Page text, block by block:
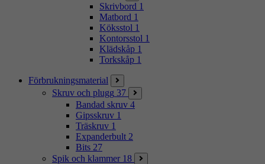
Skrivbord 1
Matbord 1
Köksstol 1
Kontorsstol 1
Klädskåp 1
Torkskåp 1
Förbrukningsmaterial
Skruv och plugg 37
Bandad skruv 4
Gipsskruv 1
Träskruv 1
Expanderbult 2
Bits 27
Spik och klammer 18